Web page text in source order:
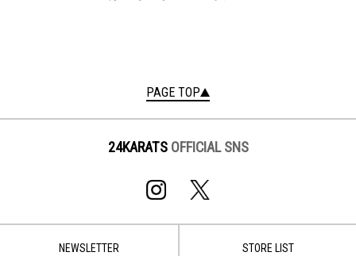
PAGE TOP
24KARATS OFFICIAL SNS
NEWSLETTER STORE LIST